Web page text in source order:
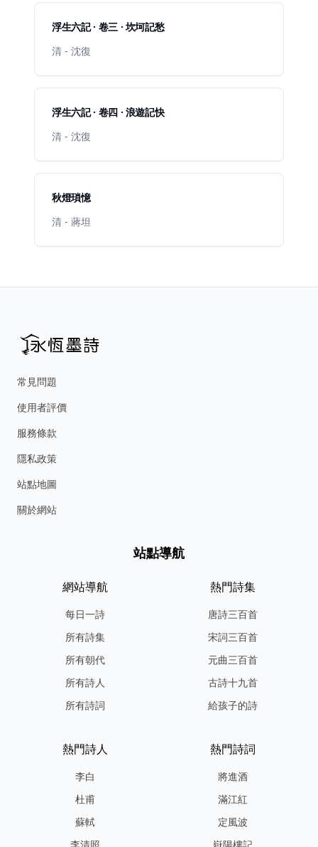
浮生六記 · 卷三 · 坎坷記愁
清 - 沈復
浮生六記 · 卷四 · 浪遊記快
清 - 沈復
秋燈瑣憶
清 - 蔣坦
常見問題
使用者評價
服務條款
隱私政策
站點地圖
關於網站
站點導航
網站導航
每日一詩
所有詩集
所有朝代
所有詩人
所有詩詞
熱門詩集
唐詩三百首
宋詞三百首
元曲三百首
古詩十九首
給孩子的詩
熱門詩人
李白
杜甫
蘇軾
熱門詩詞
將進酒
滿江紅
定風波